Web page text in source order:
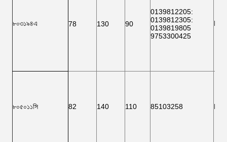
৮০৩১৯৪এ 78 130 90
0139812205:
0139812305:
0139819805
9753300425
F
৮০৫০১১সি 82 140 110 85103258 F